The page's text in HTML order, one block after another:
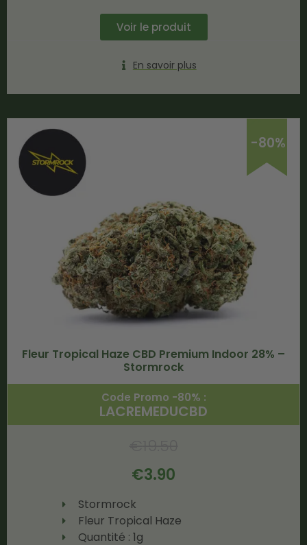
Voir le produit
En savoir plus
-80%
Fleur Tropical Haze CBD Premium Indoor 28% –
Stormrock
Code Promo -80% :
LACREMEDUCBD
€3.90
Stormrock
Fleur Tropical Haze
Quantité : 1g